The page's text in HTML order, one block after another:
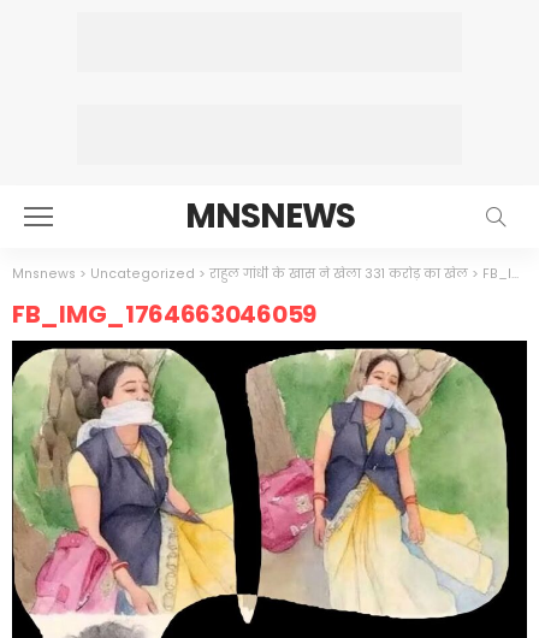
MNSNEWS
Mnsnews > Uncategorized > राहुल गांधी के खास ने खेला 331 करोड़ का खेल > FB_IMG_1764663046059
FB_IMG_1764663046059